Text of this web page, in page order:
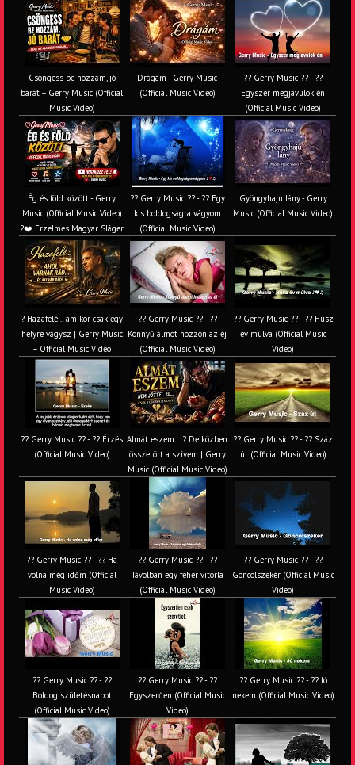
Csöngess be hozzám, jó
barát – Gerry Music (Official
Music Video)
Drágám - Gerry Music
(Official Music Video)
?? Gerry Music ?? - ??
Egyszer megjavulok én
(Official Music Video)
Ég és föld között - Gerry
Music (Official Music Video)
?❤️ Érzelmes Magyar Sláger
?? Gerry Music ?? - ?? Egy
kis boldogságra vágyom
(Official Music Video)
Gyöngyhajú lány - Gerry
Music (Official Music Video)
? Hazafelé… amikor csak egy
helyre vágysz | Gerry Music
– Official Music Video
?? Gerry Music ?? - ??
Könnyű álmot hozzon az éj
(Official Music Video)
?? Gerry Music ?? - ?? Húsz
év múlva (Official Music
Video)
?? Gerry Music ?? - ?? Érzés
(Official Music Video)
Almát eszem… ? De közben
összetört a szívem | Gerry
Music (Official Music Video)
?? Gerry Music ?? - ?? Száz
út (Official Music Video)
?? Gerry Music ?? - ?? Ha
volna még időm (Official
Music Video)
?? Gerry Music ?? - ??
Távolban egy fehér vitorla
(Official Music Video)
?? Gerry Music ?? - ??
Göncölszekér (Official Music
Video)
?? Gerry Music ?? - ??
Boldog születésnapot
(Official Music Video)
?? Gerry Music ?? - ??
Egyszerűen (Official Music
Video)
?? Gerry Music ?? - ?? Jó
nekem (Official Music Video)